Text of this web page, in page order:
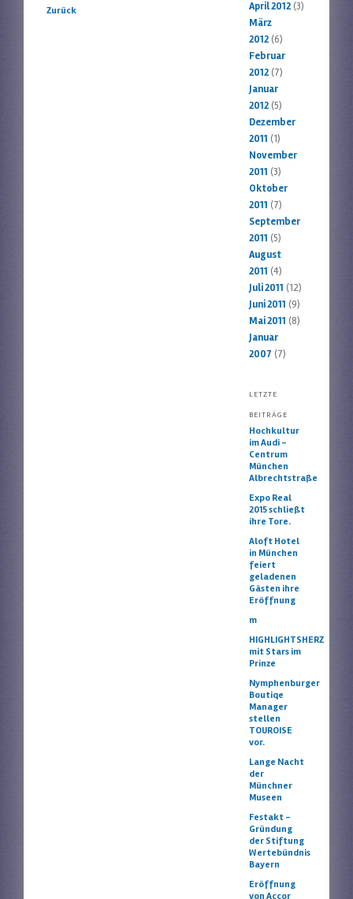
Zurück
April 2012(3)
März
2012(6)
Februar
2012(7)
Januar
2012(5)
Dezember
2011 (1)
November
2011 (3)
Oktober
2011 (7)
September
2011 (5)
August
2011 (4)
Juli 2011 (12)
Juni 2011 (9)
Mai 2011 (8)
Januar
2007 (7)
LETZTE
BEITRÄGE
Hochkultur
im Audi –
Centrum
München
Albrechtstraße
Expo Real
2015 schließt
ihre Tore.
Aloft Hotel
in München
feiert
geladenen
Gästen ihre
Eröffnung
m
HIGHLIGHTSHERZ
mit Stars im
Prinze
Nymphenburger
Boutiqe
Manager
stellen
TOUROISE
vor.
Lange Nacht
der
Münchner
Museen
Festakt –
Gründung
der Stiftung
Wertebündnis
Bayern
Eröffnung
von Accor